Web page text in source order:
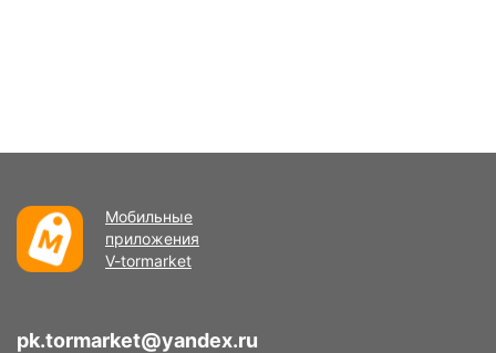
Мобильные
приложения
V-tormarket
pk.tormarket@yandex.ru